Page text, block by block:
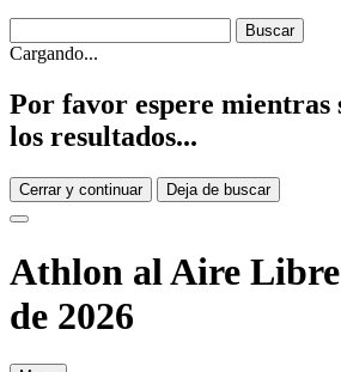
Cargando...
Por favor espere mientras
los resultados...
Cerrar y continuar Deja de buscar
Athlon al Aire
de 2026